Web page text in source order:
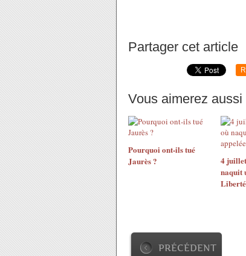
Partager cet article
Vous aimerez aussi
Pourquoi ont-ils tué
Jaurès ?
4
naquit
PRÉCÉDENT